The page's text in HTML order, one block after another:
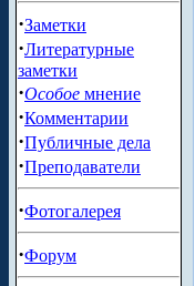
·Заметки
·Литературные
заметки
·Особое мнение
·Комментарии
·Публичные дела
·Преподаватели
·Фотогалерея
·Форум